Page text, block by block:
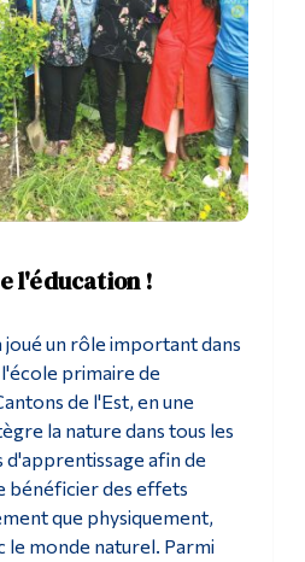
l'éducation !
joué un rôle important dans
primaire de
de l'Est, en une
la nature dans tous les
d'apprentissage afin de
bénéficier des effets
que physiquement,
le monde naturel. Parmi